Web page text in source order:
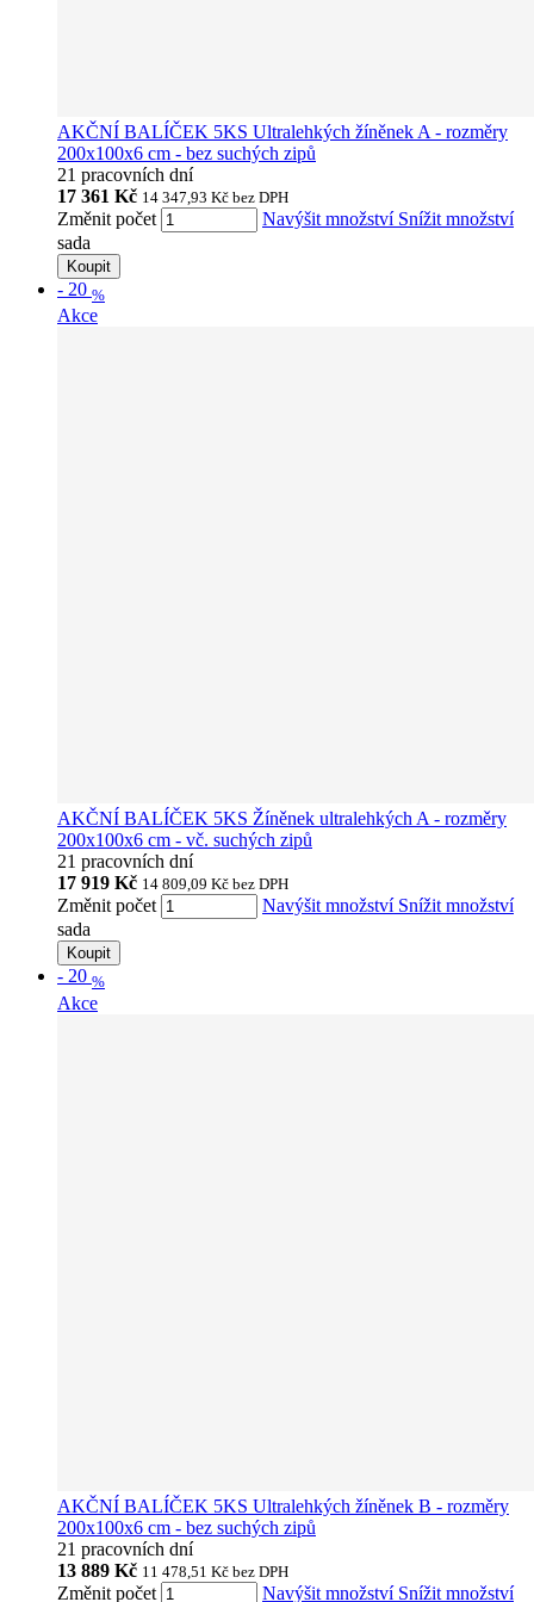
AKČNÍ BALÍČEK 5KS Ultralehkých žíněnek A - rozměry
200x100x6 cm - bez suchých zipů
21 pracovních dní
17 361 Kč 14 347,93 Kč bez DPH
Změnit počet Navýšit množství Snížit množství
sada
Koupit
- 20 %
Akce
AKČNÍ BALÍČEK 5KS Žíněnek ultralehkých A - rozměry
200x100x6 cm - vč. suchých zipů
21 pracovních dní
17 919 Kč 14 809,09 Kč bez DPH
Změnit počet Navýšit množství Snížit množství
sada
Koupit
- 20 %
Akce
AKČNÍ BALÍČEK 5KS Ultralehkých žíněnek B - rozměry
200x100x6 cm - bez suchých zipů
21 pracovních dní
13 889 Kč 11 478,51 Kč bez DPH
Změnit počet Navýšit množství Snížit množství